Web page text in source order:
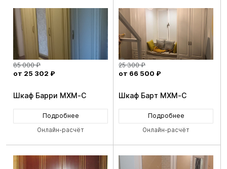
85 000 ₽
от 25 302 ₽
Шкаф Барри MXM-C
Подробнее
Онлайн-расчёт
25 300 ₽
от 66 500 ₽
Шкаф Барт MXM-C
Подробнее
Онлайн-расчёт